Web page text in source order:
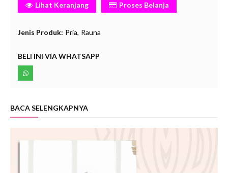
Lihat Keranjang Proses Belanja
Jenis Produk: Pria Rauna
BELI INI VIA WHATSAPP
BACA SELENGKAPNYA